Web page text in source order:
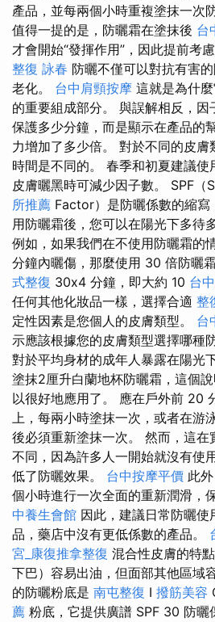
產品，並每兩個小時重複塗抹一次
值得一提的是，防曬霜在塗抹後 台
才會開始“發揮作用”，因此提前考
整復 詠春 防曬不僅可以對抗有害
老化。 台中肩頸按摩 這就是為什
的重要組成部分。 與誤解相反，因
保護多少分鐘，而是顯示在產品的
力增加了多少倍。 對於不同的皮膚
時間是不同的。 春季和初夏建議使
皮膚曬黑時可減少因子數。 SPF（
所推薦 Factor）是防曬係數的縮寫
用防曬霜後，您可以在陽光下多待
例如，如果我們在不使用防曬霜的
分鐘內曬傷，那麼使用 30 倍防曬
式整復 30x4 分鐘，即大約 10 台
任何其他化妝品一樣，選擇合適 整
定性因素是您個人的皮膚類型。 台
示應該根據您的皮膚類型選擇哪種
對於平均身材的成年人暴露在陽光
塗抹2厘升白蘭地杯防曬霜，這個
以很好地應用了。 應在戶外前 20
上，每兩小時塗抹一次，或者在游
後必須重新塗抹一次。 然而，這在
不同，因為許多人一開始就沒有使
低了防曬效果。 台中按摩平價 此
個小時進行一次全面的重新潤滑，
中養生會館 因此，建議日常防曬
品，藥店中沒有更低係數的產品。
宮_康復推拿整復 混合性皮膚的特
下巴）容易出油，但面部其他區域
的防曬粉底是 南屯整復 I 撥筋美容
薦 粉底，它提供廣譜 SPF 30 防曬